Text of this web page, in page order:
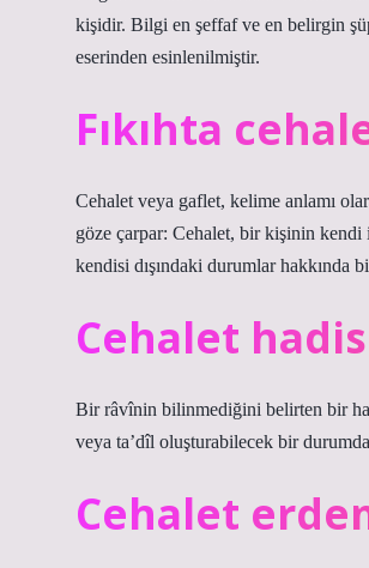
kişidir. Bilgi en şeffaf ve en belirgin
eserinden esinlenilmiştir.
Fıkıhta
Cehalet veya gaflet, kelime anlamı
göze çarpar: Cehalet, bir kişinin kendi
kendisi dışındaki durumlar hakkında
Cehalet
Bir râvînin bilinmediğini belirten bir
veya ta’dîl oluşturabilecek bir
Cehalet